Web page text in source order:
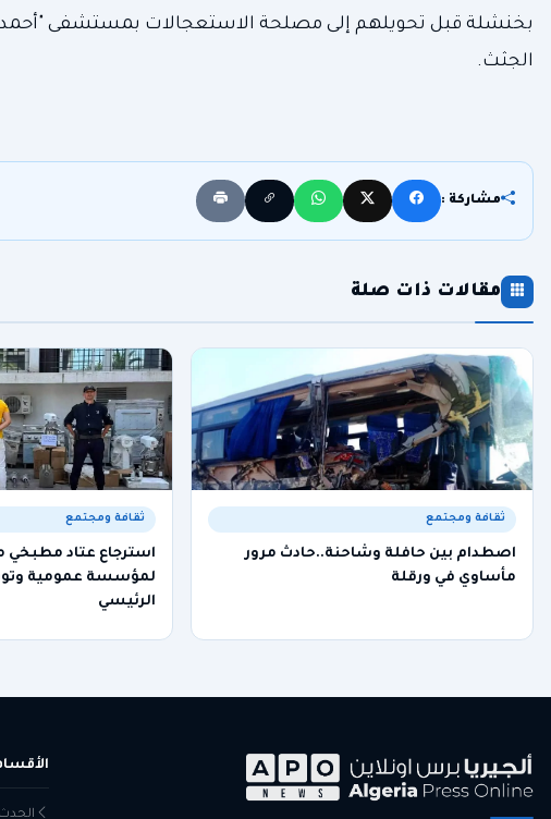
بخنشلة قبل تحويلهم إلى مصلحة الاستعجالات بمستشفى "أحمد
الجثث.
مشاركة :
مقالات ذات صلة
ثقافة ومجتمع
اصطدام بين حافلة وشاحنة..حادث مرور
مأساوي في ورقلة
ثقافة ومجتمع
استرجاع عتاد مطبخي
لمؤسسة عمومية
الرئيسي
الحدث